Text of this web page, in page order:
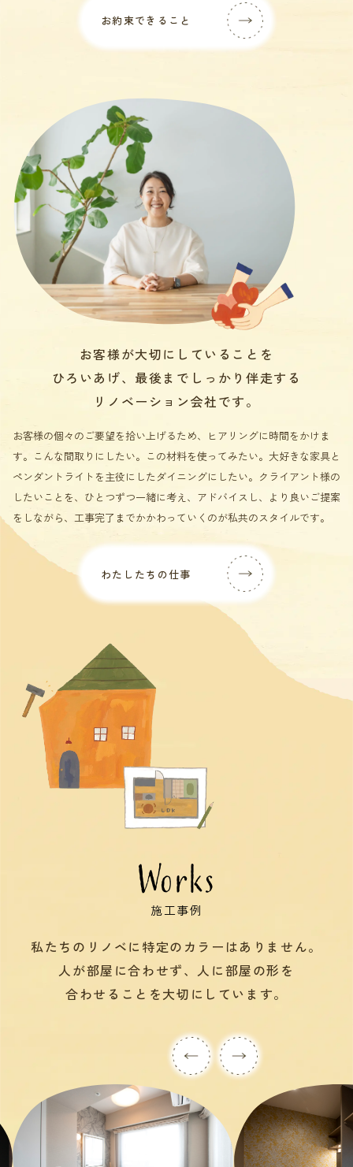
お約束できること
お客様が大切にしていることを
ひろいあげ、最後までしっかり伴走する
リノベーション会社です。
お客様の個々のご要望を拾い上げるため、ヒアリングに時間をかけま
す。こんな間取りにしたい。この材料を使ってみたい。大好きな家具と
ペンダントライトを主役にしたダイニングにしたい。クライアント様の
したいことを、ひとつずつ一緒に考え、アドバイスし、より良いご提案
をしながら、工事完了までかかわっていくのが私共のスタイルです。
わたしたちの仕事
Works
施工事例
私たちのリノベに特定のカラーはありません。
人が部屋に合わせず、人に部屋の形を
合わせることを大切にしています。